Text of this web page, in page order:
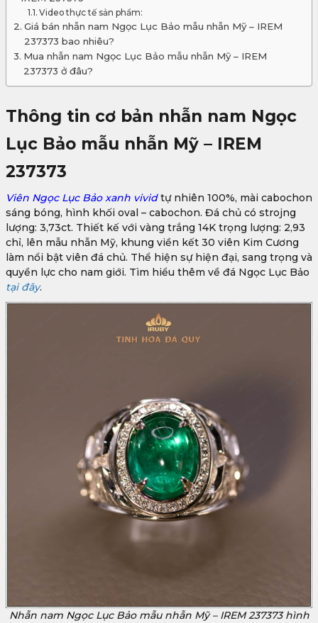
Video thực tế sản phẩm:
Giá bán nhẫn nam Ngọc Lục Bảo mẫu nhẫn Mỹ – IREM
237373 bao nhiêu?
Mua nhẫn nam Ngọc Lục Bảo mẫu nhẫn Mỹ – IREM
237373 ở đâu?
Thông tin cơ bản nhẫn nam Ngọc
Lục Bảo mẫu nhẫn Mỹ – IREM
237373
Viên Ngọc Lục Bảo xanh vividtự nhiên 100%, mài cabochon
sáng bóng, hình khối oval – cabochon. Đá chủ có strojng
lượng: 3,73ct. Thiết kế với vàng trắng 14K trọng lượng: 2,93
chỉ, lên mẫu nhẫn Mỹ, khung viền kết 30 viên Kim Cương
làm nổi bật viên đá chủ. Thể hiện sự hiện đại, sang trọng và
quyền lực cho nam giới. Tìm hiểu thêm về đá Ngọc Lục Bảo
tại đây.
Nhẫn nam Ngọc Lục Bảo mẫu nhẫn Mỹ – IREM 237373 hình